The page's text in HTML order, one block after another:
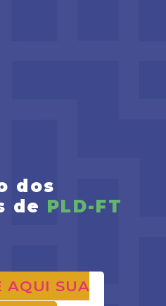
dos
de PLD-FT
AQUI SUA